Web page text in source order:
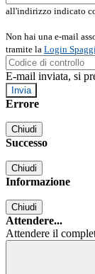
all'indirizzo indicato
Non hai una e-mail
tramite la Login
E-mail inviata, si
Errore
Chiudi
Successo
Chiudi
Informazione
Chiudi
Attendere...
Attendere il